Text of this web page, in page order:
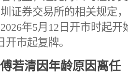
证券交易所的相关规定
年5月12日开市时起开
开市起复牌。
若清因年龄原因离任